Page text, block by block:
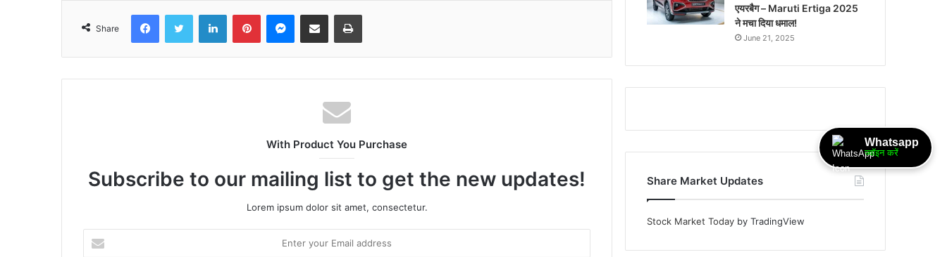
Share
FacebookTwitter LinkedInPinterestMessenger
Share via Email Print
With Product You Purchase
Subscribe to our mailing list to get the new updates!
Lorem ipsum dolor sit amet, consectetur.
your
एयरबैग – Maruti Ertiga 2025
ने मचा दिया धमाल!
June 21, 2025
Share Market Updates
Stock Market Today by TradingView
Whatsapp
ज्वॉइन करें